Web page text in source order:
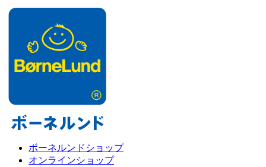
ボーネルンドショップ
オンラインショップ